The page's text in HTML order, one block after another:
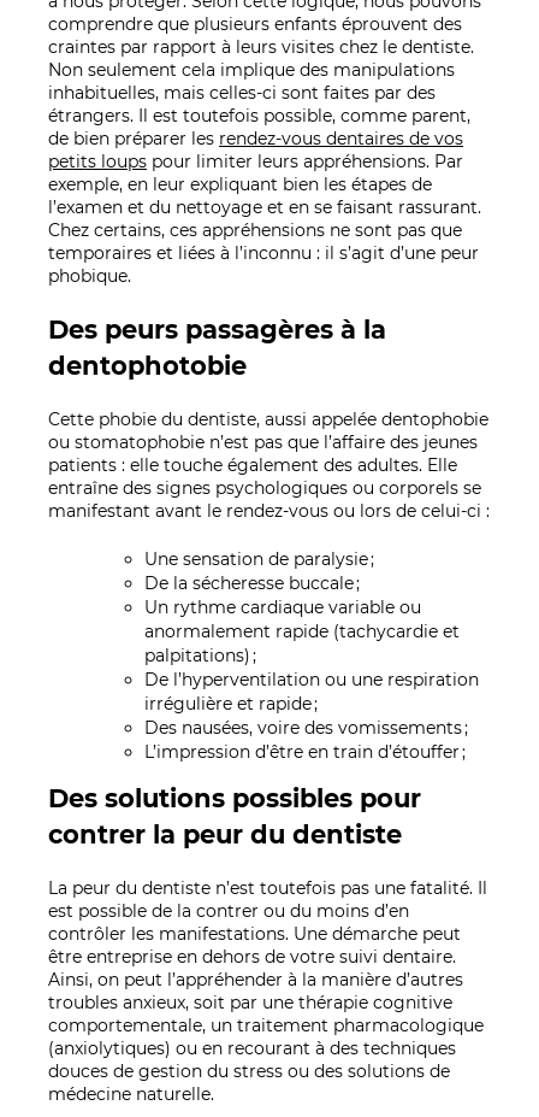
comprendre que plusieurs enfants éprouvent des
craintes par rapport à leurs visites chez le dentiste.
Non seulement cela implique des manipulations
inhabituelles, mais celles-ci sont faites par des
étrangers. Il est toutefois possible, comme parent,
de bien préparer les rendez-vous dentaires de vos
petits loups pour limiter leurs appréhensions. Par
exemple, en leur expliquant bien les étapes de
l’examen et du nettoyage et en se faisant rassurant.
Chez certains, ces appréhensions ne sont pas que
temporaires et liées à l’inconnu : il s’agit d’une peur
phobique.
Des peurs passagères à la
dentophotobie
Cette phobie du dentiste, aussi appelée dentophobie
ou stomatophobie n’est pas que l’affaire des jeunes
patients : elle touche également des adultes. Elle
entraîne des signes psychologiques ou corporels se
manifestant avant le rendez-vous ou lors de celui-ci :
Une sensation de paralysie ;
De la sécheresse buccale ;
Un rythme cardiaque variable ou
anormalement rapide (tachycardie et
palpitations) ;
De l’hyperventilation ou une respiration
irrégulière et rapide ;
Des nausées, voire des vomissements ;
L’impression d’être en train d’étouffer ;
Des solutions possibles pour
contrer la peur du dentiste
La peur du dentiste n’est toutefois pas une fatalité. Il
est possible de la contrer ou du moins d’en
contrôler les manifestations. Une démarche peut
être entreprise en dehors de votre suivi dentaire.
Ainsi, on peut l’appréhender à la manière d’autres
troubles anxieux, soit par une thérapie cognitive
comportementale, un traitement pharmacologique
(anxiolytiques) ou en recourant à des techniques
douces de gestion du stress ou des solutions de
médecine naturelle.